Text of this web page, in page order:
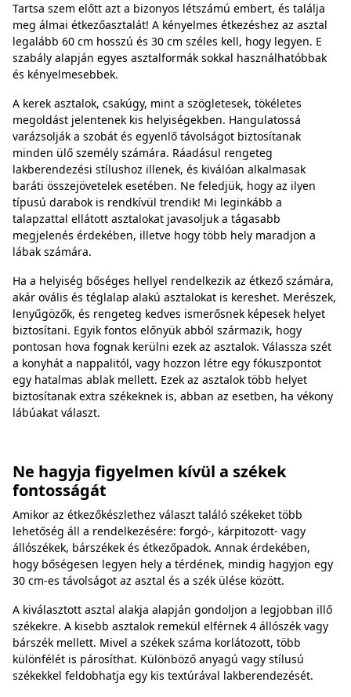
Tartsa szem előtt azt a bizonyos létszámú embert, és találja
meg álmai étkezőasztalát! A kényelmes étkezéshez az asztal
legalább 60 cm hosszú és 30 cm széles kell, hogy legyen. E
szabály alapján egyes asztalformák sokkal használhatóbbak
és kényelmesebbek.
A kerek asztalok, csakúgy, mint a szögletesek, tökéletes
megoldást jelentenek kis helyiségekben. Hangulatossá
varázsolják a szobát és egyenlő távolságot biztosítanak
minden ülő személy számára. Ráadásul rengeteg
lakberendezési stílushoz illenek, és kiválóan alkalmasak
baráti összejövetelek esetében. Ne feledjük, hogy az ilyen
típusú darabok is rendkívül trendik! Mi leginkább a
talapzattal ellátott asztalokat javasoljuk a tágasabb
megjelenés érdekében, illetve hogy több hely maradjon a
lábak számára.
Ha a helyiség bőséges hellyel rendelkezik az étkező számára,
akár ovális és téglalap alakú asztalokat is kereshet. Merészek,
lenyűgözők, és rengeteg kedves ismerősnek képesek helyet
biztosítani. Egyik fontos előnyük abból származik, hogy
pontosan hova fognak kerülni ezek az asztalok. Válassza szét
a konyhát a nappalitól, vagy hozzon létre egy fókuszpontot
egy hatalmas ablak mellett. Ezek az asztalok több helyet
biztosítanak extra székeknek is, abban az esetben, ha vékony
lábúakat választ.
Ne hagyja figyelmen kívül a székek
fontosságát
Amikor az étkezőkészlethez választ találó székeket több
lehetőség áll a rendelkezésére: forgó-, kárpitozott- vagy
állószékek, bárszékek és étkezőpadok. Annak érdekében,
hogy bőségesen legyen hely a térdének, mindig hagyjon egy
30 cm-es távolságot az asztal és a szék ülése között.
A kiválasztott asztal alakja alapján gondoljon a legjobban illő
székekre. A kisebb asztalok remekül elférnek 4 állószék vagy
bárszék mellett. Mivel a székek száma korlátozott, több
különfélét is párosíthat. Különböző anyagú vagy stílusú
székekkel feldobhatja egy kis textúrával lakberendezését.